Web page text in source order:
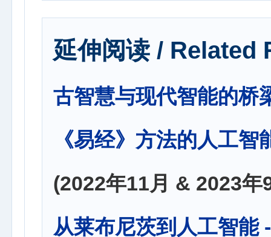
延伸阅读 / Related
古智慧与现代智能的桥
《易经》方法的人工智
(2022年11月 & 2023年
从莱布尼茨到人工智能